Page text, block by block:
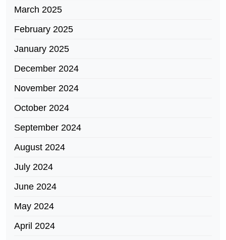
March 2025
February 2025
January 2025
December 2024
November 2024
October 2024
September 2024
August 2024
July 2024
June 2024
May 2024
April 2024